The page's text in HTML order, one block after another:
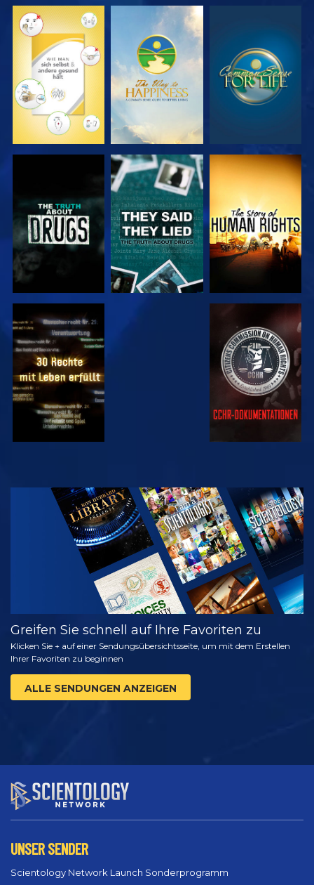
ANSEHEN ANSEHEN ANSEHEN
ANSEHEN ANSEHEN
ANSEHEN ANSEHEN
ANSEHEN
SERIE
ENTDECKEN
Greifen Sie schnell auf Ihre Favoriten zu
Klicken Sie + auf einer Sendungsübersichtsseite, um mit dem Erstellen
Ihrer Favoriten zu beginnen
ALLE SENDUNGEN ANZEIGEN
UNSER SENDER
Scientology Network Launch Sonderprogramm